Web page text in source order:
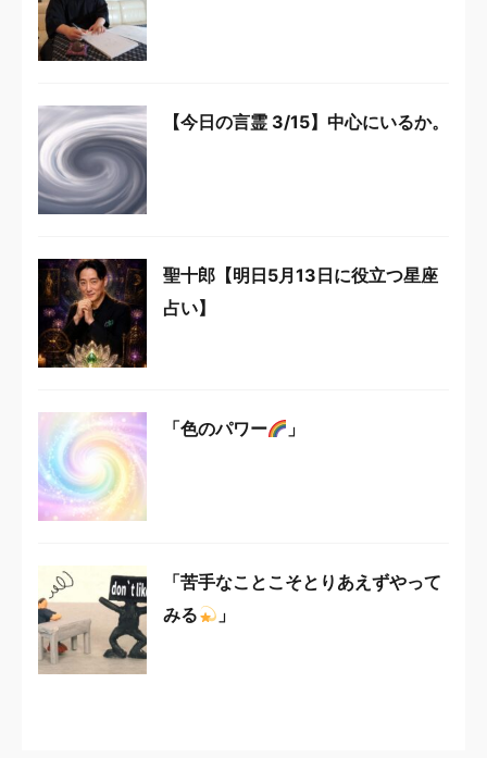
【今日の言霊 3/15】中心にいるか。
聖十郎【明日5月13日に役立つ星座
占い】
「色のパワー 」
「苦手なことこそとりあえずやって
みる
」